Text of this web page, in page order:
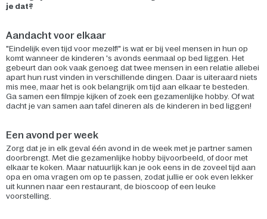
je dat?
Aandacht voor elkaar
"Eindelijk even tijd voor mezelf!" is wat er bij veel mensen in hun op
komt wanneer de kinderen 's avonds eenmaal op bed liggen. Het
gebeurt dan ook vaak genoeg dat twee mensen in een relatie allebei
apart hun rust vinden in verschillende dingen. Daar is uiteraard niets
mis mee, maar het is ook belangrijk om tijd aan elkaar te besteden.
Ga samen een filmpje kijken of zoek een gezamenlijke hobby. Of wat
dacht je van samen aan tafel dineren als de kinderen in bed liggen!
Een avond per week
Zorg dat je in elk geval één avond in de week met je partner samen
doorbrengt. Met die gezamenlijke hobby bijvoorbeeld, of door met
elkaar te koken. Maar natuurlijk kan je ook eens in de zoveel tijd aan
opa en oma vragen om op te passen, zodat jullie er ook even lekker
uit kunnen naar een restaurant, de bioscoop of een leuke
voorstelling.